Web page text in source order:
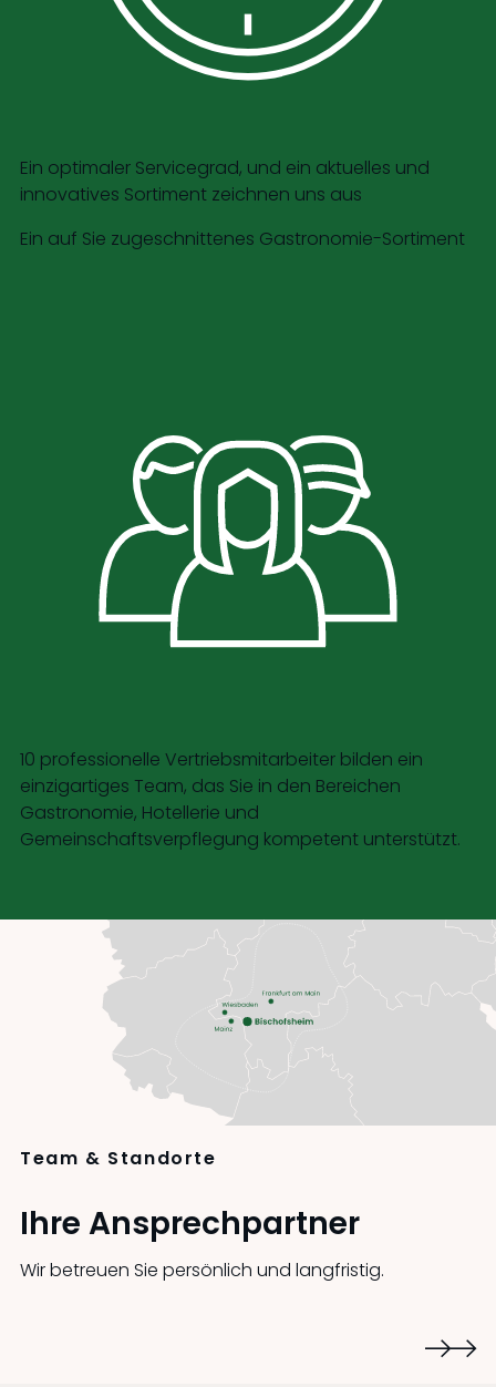
Ein optimaler Servicegrad, und ein aktuelles und
innovatives Sortiment zeichnen uns aus
Ein auf Sie zugeschnittenes Gastronomie-Sortiment
10 professionelle Vertriebsmitarbeiter bilden ein
einzigartiges Team, das Sie in den Bereichen
Gastronomie, Hotellerie und
Gemeinschaftsverpflegung kompetent unterstützt.
Team & Standorte
Ihre Ansprechpartner
Wir betreuen Sie persönlich und langfristig.